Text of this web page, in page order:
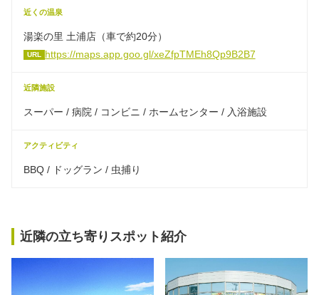
近くの温泉
湯楽の里 土浦店（車で約20分）
URL https://maps.app.goo.gl/xeZfpTMEh8Qp9B2B7
近隣施設
スーパー / 病院 / コンビニ / ホームセンター / 入浴施設
アクティビティ
BBQ / ドッグラン / 虫捕り
近隣の立ち寄りスポット紹介